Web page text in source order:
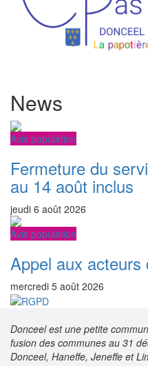
News
Avis population
Fermeture du
au 14 août inclus
jeudi 6 août 2026
Avis population
Appel aux acteurs
mercredi 5 août 2026
Donceel est une petite
fusion des communes au 31
Donceel, Haneffe, Jeneffe et